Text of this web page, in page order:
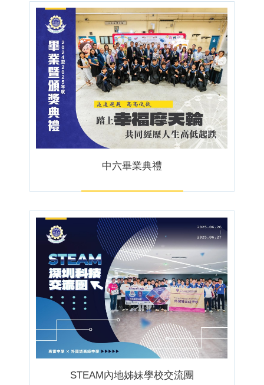
中六畢業典禮
STEAM內地姊妹學校交流團